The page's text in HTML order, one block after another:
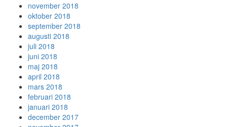
november 2018
oktober 2018
september 2018
augusti 2018
juli 2018
juni 2018
maj 2018
april 2018
mars 2018
februari 2018
januari 2018
december 2017